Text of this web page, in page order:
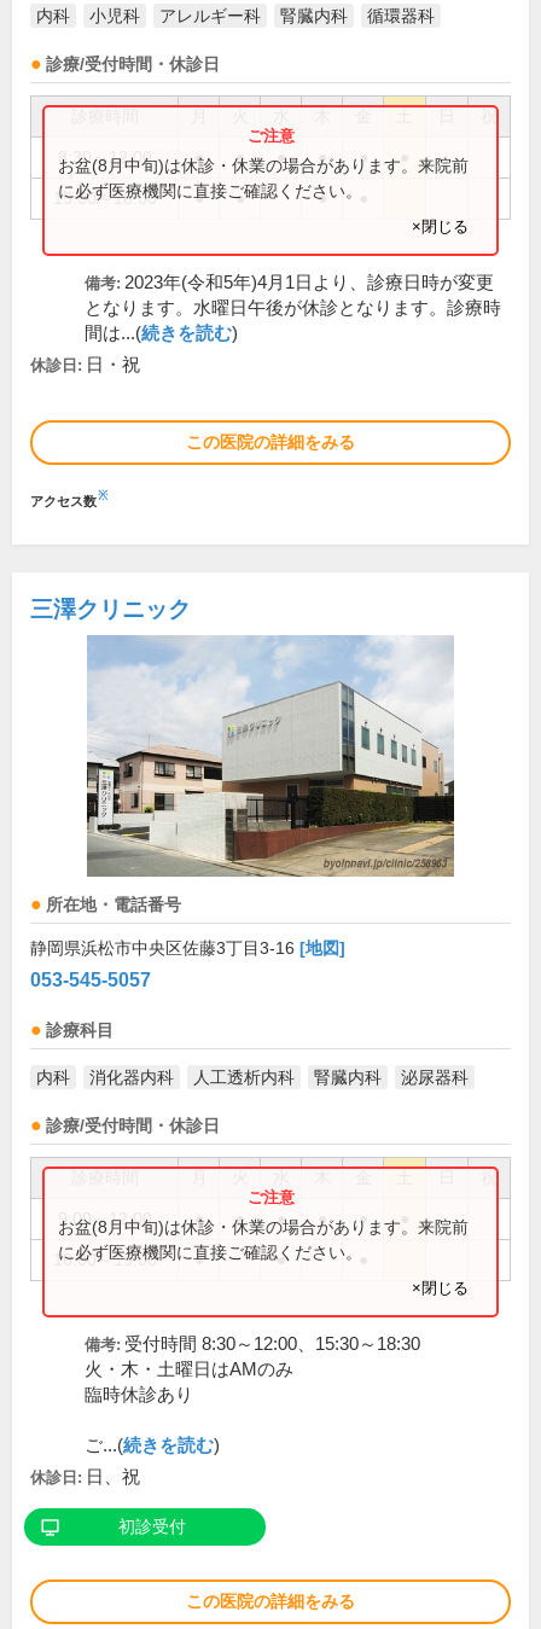
内科 小児科 アレルギー科 腎臓内科 循環器科
診療/受付時間・休診日
祝
8:30～12:00 ● ● ● ● ●
15:00～18:00 ● ● ●
お盆(8月中旬)は休診・休業の場合があります。来院前
に必ず医療機関に直接ご確認ください。
×閉じる
備考: 2023年(令和5年)4月1日より、診療日時が変更
となります。水曜日午後が休診となります。診療時
間は...(続きを読む)
休診日: 日・祝
この医院の詳細をみる
アクセス数※
三澤クリニック
所在地・電話番号
静岡県浜松市中央区佐藤3丁目3-16 [地図]
053-545-5057
診療科目
内科 消化器内科 人工透析内科 腎臓内科 泌尿器科
診療/受付時間・休診日
祝
9:00～12:00 ● ● ● ● ●
16:00～19:00 ● ●
お盆(8月中旬)は休診・休業の場合があります。来院前
に必ず医療機関に直接ご確認ください。
×閉じる
備考: 受付時間 8:30～12:00、15:30～18:30
火・木・土曜日はAMのみ
臨時休診あり
ご...(続きを読む)
休診日: 日、祝
初診受付
この医院の詳細をみる